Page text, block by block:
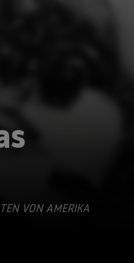
VON AMERIKA